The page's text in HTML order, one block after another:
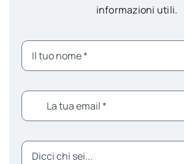
informazioni utili.